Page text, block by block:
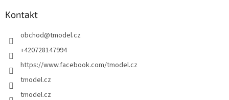
Kontakt
obchod@tmodel.cz
+420728147994
https://www.facebook.com/tmodel.cz
tmodel.cz
tmodel.cz